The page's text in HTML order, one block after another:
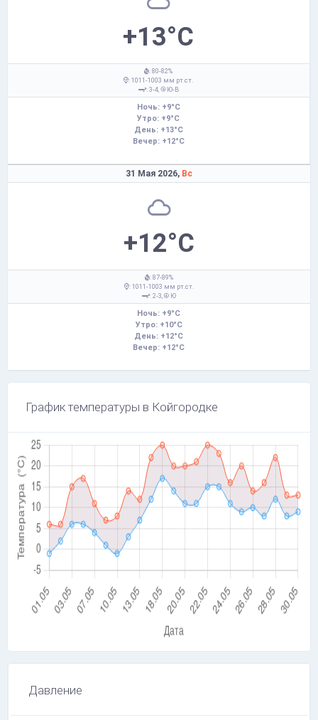
+13°C
: 80-82%
: 1011-1003 мм рт.ст.
: 3-4,
Ю-В
Ночь: +9°C
Утро: +9°C
День: +13°C
Вечер: +12°C
31 Мая 2026, Вс
+12°C
: 87-89%
: 1011-1003 мм рт.ст.
: 2-3,
Ю
Ночь: +9°C
Утро: +10°C
День: +12°C
Вечер: +12°C
График температуры в Койгородке
Давление